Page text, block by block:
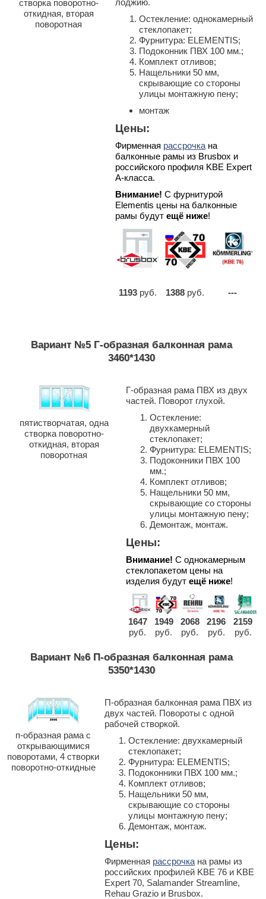
створка поворотно-
откидная, вторая
поворотная
Остекление: однокамерный
стеклопакет;
Фурнитура: ELEMENTIS;
Подоконник ПВХ 100 мм.;
Комплект отливов;
Нащельники 50 мм,
скрывающие со стороны
улицы монтажную пену;
монтаж
Цены:
Фирменная рассрочкана
балконные рамы из Brusbox и
российского профиля KBE Expert
А-класса.
Внимание! С фурнитурой
Elementis цены на балконные
рамы будут ещё ниже!
1193руб. 1388 руб. ---
Вариант №5 Г-образная балконная рама
3460*1430
пятистворчатая, одна
створка поворотно-
откидная, вторая
поворотная
Г-образная рама ПВХ из двух
частей. Поворот глухой.
Остекление:
двухкамерный
стеклопакет;
Фурнитура: ELEMENTIS;
Подоконники ПВХ 100
мм.;
Комплект отливов;
Нащельники 50 мм,
скрывающие со стороны
улицы монтажную пену;
Демонтаж, монтаж.
Цены:
Внимание! С однокамерным
стеклопакетом цены на
изделия будут ещё ниже!
1647
руб.
1949
руб.
2068
руб.
2196
руб.
2159
руб.
Вариант №6 П-образная балконная рама
5350*1430
п-образная рама с
открывающимися
поворотами, 4 створки
поворотно-откидные
П-образная балконная рама ПВХ из
двух частей. Повороты с одной
рабочей створкой.
Остекление: двухкамерный
стеклопакет;
Фурнитура: ELEMENTIS;
Подоконники ПВХ 100 мм.;
Комплект отливов;
Нащельники 50 мм,
скрывающие со стороны
улицы монтажную пену;
Демонтаж, монтаж.
Цены:
Фирменная рассрочкана рамы из
российских профилей KBE 76 и KBE
Expert 70, Salamander Streamline,
Rehau Grazio и Brusbox.